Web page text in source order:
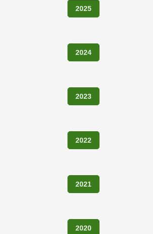
2025
2024
2023
2022
2021
2020